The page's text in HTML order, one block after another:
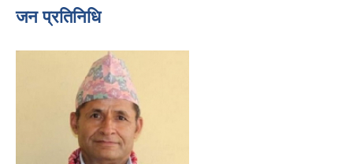
जन प्रतिनिधि